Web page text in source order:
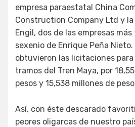
empresa paraestatal China
Construction Company Ltd y
Engil, dos de las empresas
sexenio de Enrique Peña
obtuvieron las licitaciones para
tramos del Tren Maya, por
pesos y 15,538 millones de
Así, con éste descarado
peores oligarcas de nuestro